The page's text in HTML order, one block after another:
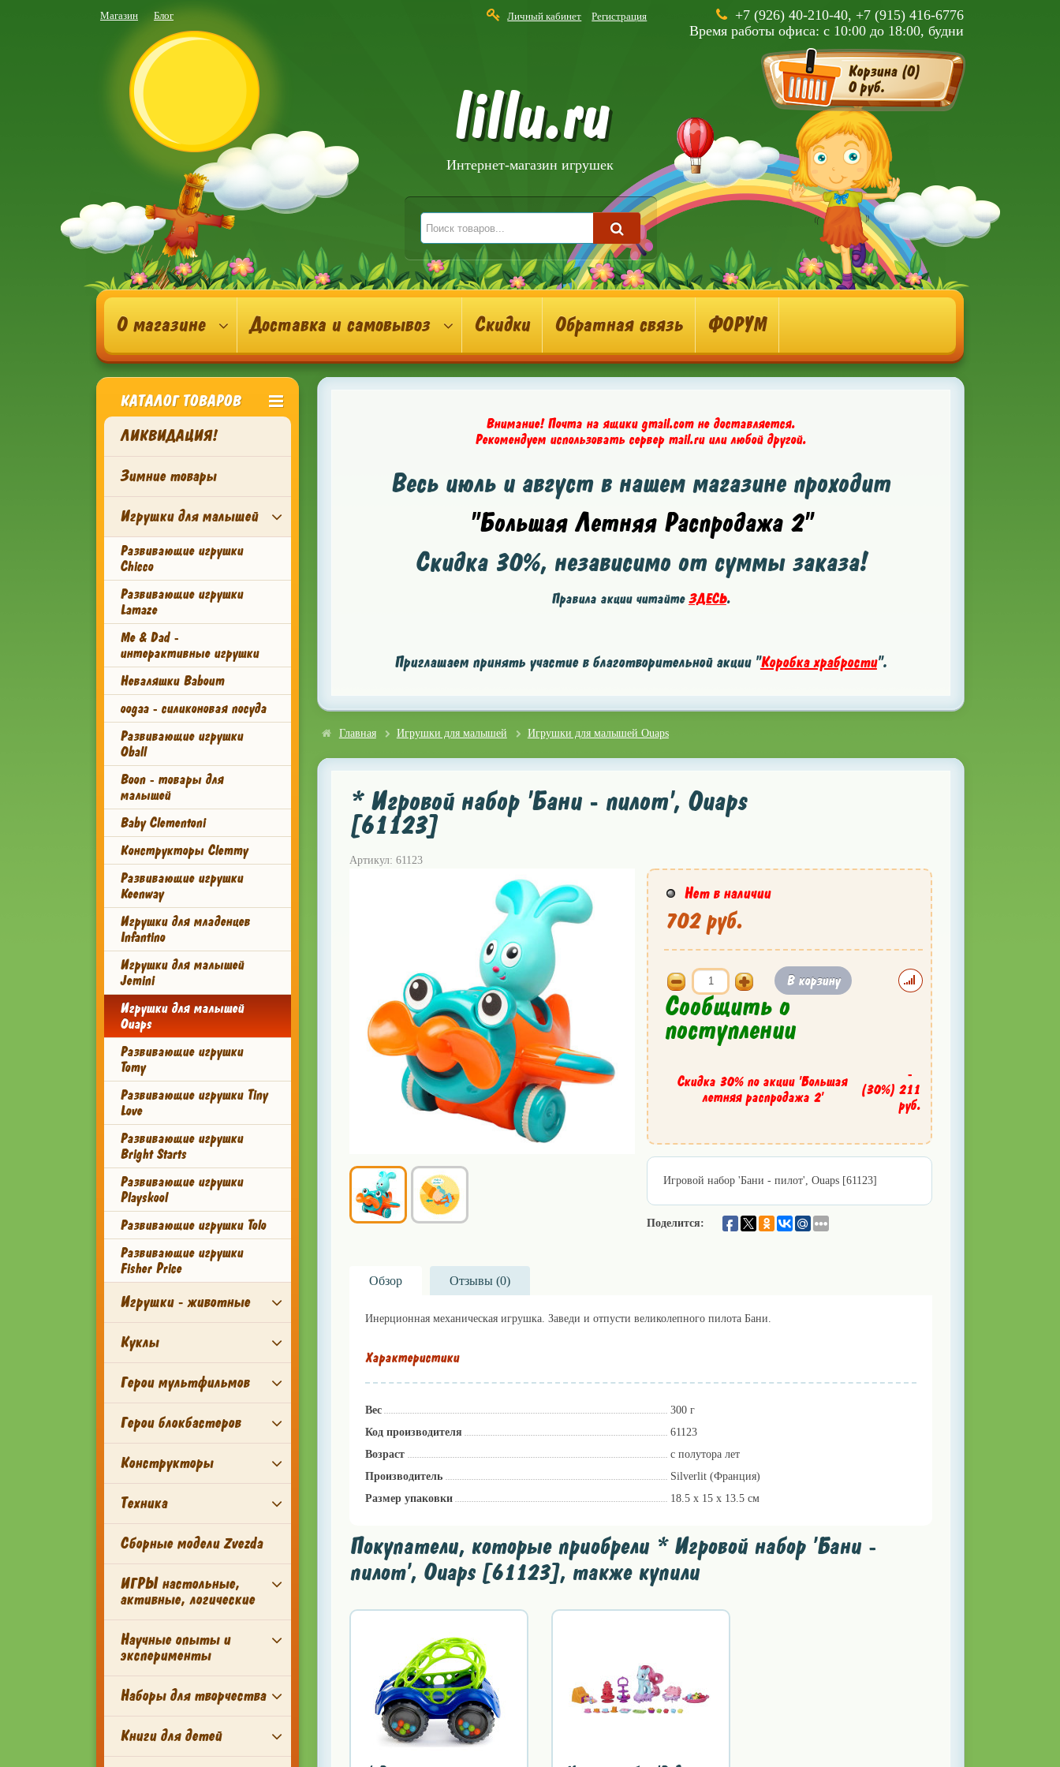
Магазин Блог Личный кабинет Регистрация
+7 (926) 40-210-40, +7 (915) 416-6776
Время работы офиса: с 10:00 до 18:00, будни
lillu.ru
Интернет-магазин игрушек
Корзина (0)
0 руб.
О магазине Доставка и самовывоз Скидки Обратная связь ФОРУМ
КАТАЛОГ ТОВАРОВ
ЛИКВИДАЦИЯ!
Зимние товары
Игрушки для малышей
Развивающие игрушки
Chicco
Развивающие игрушки
Lamaze
Me & Dad -
интерактивные игрушки
Неваляшки Baboum
oogaa - силиконовая посуда
Развивающие игрушки
Oball
Boon - товары для
малышей
Baby Clementoni
Конструкторы Clemmy
Развивающие игрушки
Keenway
Игрушки для младенцев
Infantino
Игрушки для малышей
Jemini
Игрушки для малышей
Ouaps
Развивающие игрушки
Tomy
Развивающие игрушки Tiny
Love
Развивающие игрушки
Bright Starts
Развивающие игрушки
Playskool
Развивающие игрушки Tolo
Развивающие игрушки
Fisher Price
Игрушки - животные
Куклы
Герои мультфильмов
Герои блокбастеров
Конструкторы
Техника
Сборные модели Zvezda
ИГРЫ настольные,
активные, логические
Научные опыты и
эксперименты
Наборы для творчества
Книги для детей
Внимание! Почта на ящики gmail.com не доставляется.
Рекомендуем использовать сервер mail.ru или любой другой.
Весь июль и август в нашем магазине проходит
"Большая Летняя Распродажа 2"
Скидка 30%, независимо от суммы заказа!
Правила акции читайтеЗДЕСЬ.
Приглашаем принять участие в благотворительной акции "Коробка храбрости".
Главная Игрушки для малышей Игрушки для малышей Ouaps
* Игровой набор 'Бани - пилот', Ouaps
[61123]
Артикул: 61123
Нет в наличии
702 руб.
В корзину
Сообщить о
поступлении
Скидка 30% по акции 'Большая
летняя распродажа 2'
(30%)
-
211
руб.
Игровой набор 'Бани - пилот', Ouaps [61123]
Поделится:
Обзор Отзывы (0)
Инерционная механическая игрушка. Заведи и отпусти великолепного пилота Бани.
Характеристики
Вес
300 г
Код производителя
61123
Возраст
с полутора лет
Производитель
Silverlit (Франция)
Размер упаковки
18.5 x 15 x 13.5 см
Покупатели, которые приобрели * Игровой набор 'Бани -
пилот', Ouaps [61123], также купили